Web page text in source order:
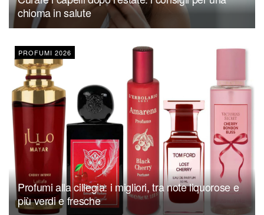
chioma in salute
PROFUMI 2026
Profumi alla ciliegia: i migliori, tra note liquorose e
più verdi e fresche